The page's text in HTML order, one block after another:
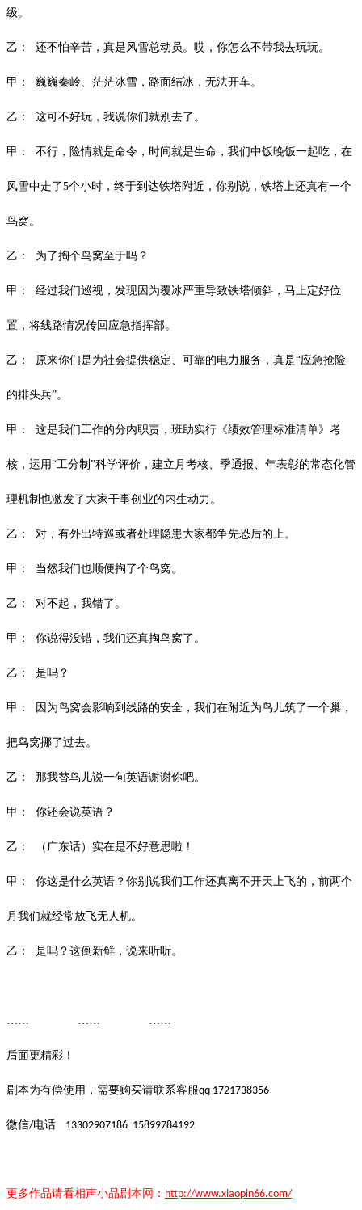
级。
乙： 还不怕辛苦，真是风雪总动员。哎，你怎么不带我去玩玩。
甲： 巍巍秦岭、茫茫冰雪，路面结冰，无法开车。
乙： 这可不好玩，我说你们就别去了。
甲： 不行，险情就是命令，时间就是生命，我们中饭晚饭一起吃，在
风雪中走了5个小时，终于到达铁塔附近，你别说，铁塔上还真有一个
鸟窝。
乙： 为了掏个鸟窝至于吗？
甲： 经过我们巡视，发现因为覆冰严重导致铁塔倾斜，马上定好位
置，将线路情况传回应急指挥部。
乙： 原来你们是为社会提供稳定、可靠的电力服务，真是“应急抢险
的排头兵”。
甲： 这是我们工作的分内职责，班助实行《绩效管理标准清单》考
核，运用“工分制 ”科学评价，建立月考核、季通报、年表彰的常态化管
理机制也激发了大家干事创业的内生动力。
乙： 对，有外出特巡或者处理隐患大家都争先恐后的上。
甲： 当然我们也顺便掏了个鸟窝。
乙： 对不起，我错了。
甲： 你说得没错，我们还真掏鸟窝了。
乙： 是吗？
甲： 因为鸟窝会影响到线路的安全，我们在附近为鸟儿筑了一个巢，
把鸟窝挪了过去。
乙： 那我替鸟儿说一句英语谢谢你吧。
甲： 你还会说英语？
乙： （广东话）实在是不好意思啦！
甲： 你这是什么英语？你别说我们工作还真离不开天上飞的，前两个
月我们就经常放飞无人机。
乙： 是吗？这倒新鲜，说来听听。
后面更精彩！
剧本为有偿使用，需要购买请联系客服qq 1721738356
微信/电话 13302907186 15899784192
更多作品请看相声小品剧本网： http://www.xiaopin66.com/